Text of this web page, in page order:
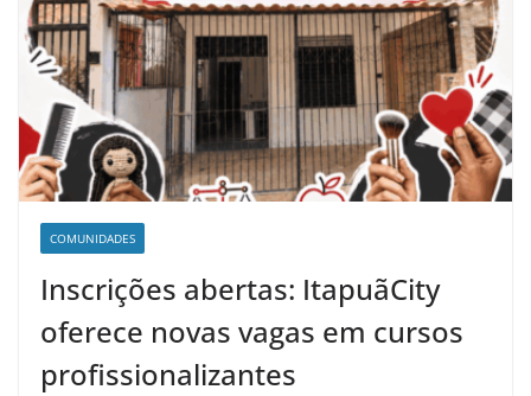
COMUNIDADES
Inscrições abertas: ItapuãCity
oferece novas vagas em cursos
profissionalizantes